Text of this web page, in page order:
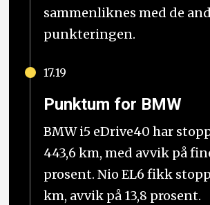
sammenliknes med de
punkteringen.
17.19
Punktum for BMW
BMW i5 eDrive40 har
443,6 km, med avvik på
prosent. Nio EL6 fikk
km, avvik på 13,8 prosent.